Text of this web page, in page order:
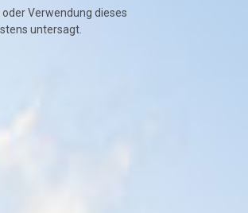
Verwendung dieses
untersagt.